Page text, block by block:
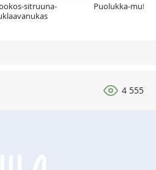
sitruuna-
Puolukka-
4 555